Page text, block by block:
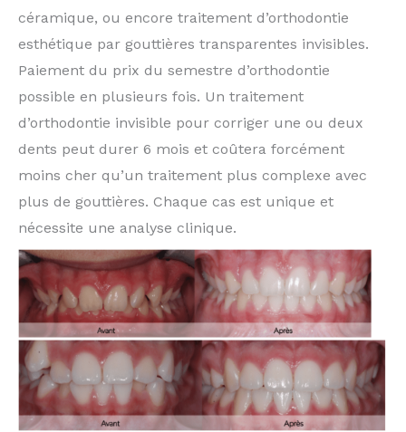
céramique, ou encore traitement d’orthodontie
esthétique par gouttières transparentes invisibles.
Paiement du prix du semestre d’orthodontie
possible en plusieurs fois. Un traitement
d’orthodontie invisible pour corriger une ou deux
dents peut durer 6 mois et coûtera forcément
moins cher qu’un traitement plus complexe avec
plus de gouttières. Chaque cas est unique et
nécessite une analyse clinique.